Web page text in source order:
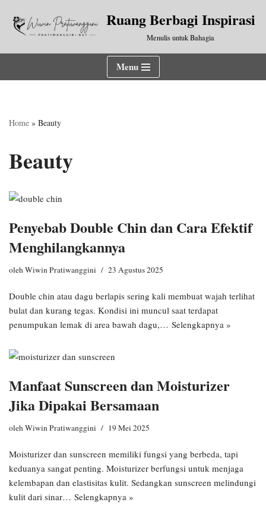
Lompat
Ruang Berbagi Inspirasi
Menulis untuk Bahagia
Menu
Home » Beauty
Beauty
Penyebab Double Chin dan Cara Efektif
Menghilangkannya
olehWiwin Pratiwanggini 23 Agustus 2025
Double chin atau dagu berlapis sering kali membuat wajah terlihat
bulat dan kurang tegas. Kondisi ini muncul saat terdapat
penumpukan lemak di area bawah dagu,… Selengkapnya »
Manfaat Sunscreen dan Moisturizer
Jika Dipakai Bersamaan
olehWiwin Pratiwanggini 19 Mei 2025
Moisturizer dan sunscreen memiliki fungsi yang berbeda, tapi
keduanya sangat penting. Moisturizer berfungsi untuk menjaga
kelembapan dan elastisitas kulit. Sedangkan sunscreen melindungi
kulit dari sinar… Selengkapnya »